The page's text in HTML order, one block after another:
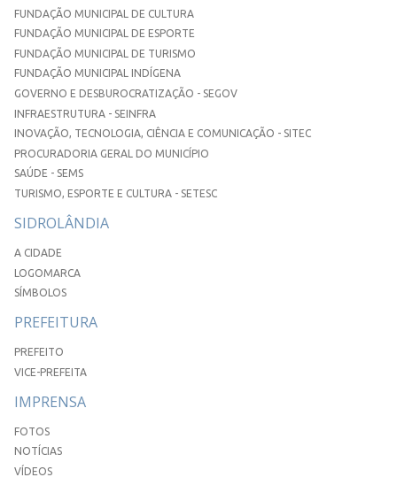
FUNDAÇÃO MUNICIPAL DE CULTURA
FUNDAÇÃO MUNICIPAL DE ESPORTE
FUNDAÇÃO MUNICIPAL DE TURISMO
FUNDAÇÃO MUNICIPAL INDÍGENA
GOVERNO E DESBUROCRATIZAÇÃO - SEGOV
INFRAESTRUTURA - SEINFRA
INOVAÇÃO, TECNOLOGIA, CIÊNCIA E COMUNICAÇÃO - SITEC
PROCURADORIA GERAL DO MUNICÍPIO
SAÚDE - SEMS
TURISMO, ESPORTE E CULTURA - SETESC
SIDROLÂNDIA
A CIDADE
LOGOMARCA
SÍMBOLOS
PREFEITURA
PREFEITO
VICE-PREFEITA
IMPRENSA
FOTOS
NOTÍCIAS
VÍDEOS